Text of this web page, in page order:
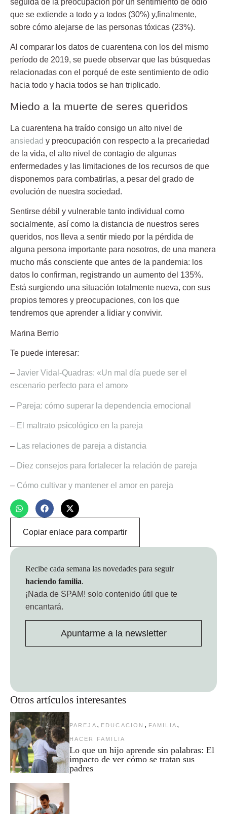
seguida de la preocupación por un sentimiento de odio
que se extiende a todo y a todos (30%) y,finalmente,
sobre cómo alejarse de las personas tóxicas (23%).
Al comparar los datos de cuarentena con los del mismo
período de 2019, se puede observar que las búsquedas
relacionadas con el porqué de este sentimiento de odio
hacia todo y hacia todos se han triplicado.
Miedo a la muerte de seres queridos
La cuarentena ha traído consigo un alto nivel de
ansiedad y preocupación con respecto a la precariedad
de la vida, el alto nivel de contagio de algunas
enfermedades y las limitaciones de los recursos de que
disponemos para combatirlas, a pesar del grado de
evolución de nuestra sociedad.
Sentirse débil y vulnerable tanto individual como
socialmente, así como la distancia de nuestros seres
queridos, nos lleva a sentir miedo por la pérdida de
alguna persona importante para nosotros, de una manera
mucho más consciente que antes de la pandemia: los
datos lo confirman, registrando un aumento del 135%.
Está surgiendo una situación totalmente nueva, con sus
propios temores y preocupaciones, con los que
tendremos que aprender a lidiar y convivir.
Marina Berrio
Te puede interesar:
– Javier Vidal-Quadras: «Un mal día puede ser el
escenario perfecto para el amor»
– Pareja: cómo superar la dependencia emocional
– El maltrato psicológico en la pareja
– Las relaciones de pareja a distancia
– Diez consejos para fortalecer la relación de pareja
– Cómo cultivar y mantener el amor en pareja
Copiar enlace para compartir
Otros artículos interesantes
PAREJA , EDUCACION , FAMILIA ,
HACER FAMILIA
Lo que un hijo aprende sin palabras: El
impacto de ver cómo se tratan sus
padres
Recibe cada semana las novedades para seguir
haciendo familia.
¡Nada de SPAM! solo contenido útil que te
encantará.
Apuntarme a la newsletter